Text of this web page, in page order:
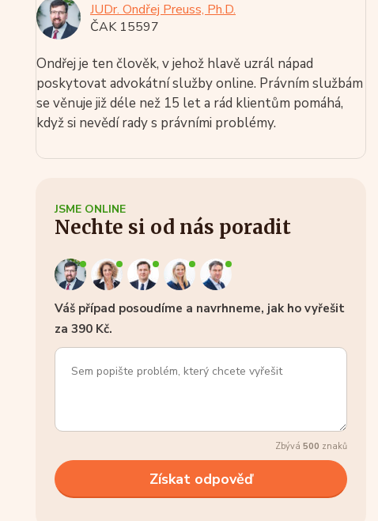
JUDr. Ondřej Preuss, Ph.D.
ČAK 15597
Ondřej je ten člověk, v jehož hlavě uzrál nápad
poskytovat advokátní služby online. Právním službám
se věnuje již déle než 15 let a rád klientům pomáhá,
když si nevědí rady s právními problémy.
JSME ONLINE
Nechte si od nás poradit
Váš případ posoudíme a navrhneme, jak ho vyřešit
za 390 Kč.
Zbývá 500 znaků